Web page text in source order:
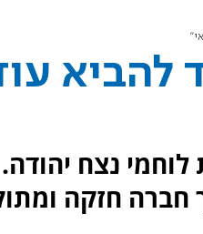
עוד
נצח
חברה חזקה